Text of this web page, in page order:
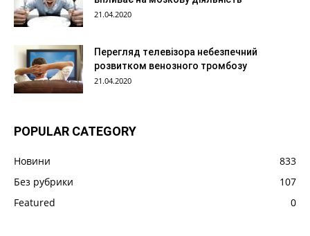
21.04.2020
Перегляд телевізора небезпечний
розвитком венозного тромбозу
21.04.2020
POPULAR CATEGORY
Новини
833
Без рубрики
107
Featured
0